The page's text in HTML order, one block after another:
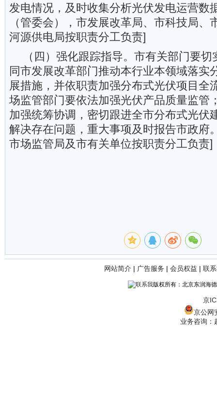
发电情况，及时收集分析光伏发电运营数
（管委会），市发展改革局、市科技局、
河源供电局按职责分工负责]
（四）强化跟踪指导。市有关部门要
同市发展改革部门推动本行业本领域落实
展措施，并依职责加强分布式光伏项目全
场监管部门要依法加强光伏产品质量监管
加强统筹协调，密切跟进全市分布式光伏
解决存在问题，重大事项及时报告市政府
市场监管局及市有关单位按职责分工负责]
网站简介 | 广告服务 | 会员权益 | 联
版权所有：北京东润海
京
京公网
业务咨询：